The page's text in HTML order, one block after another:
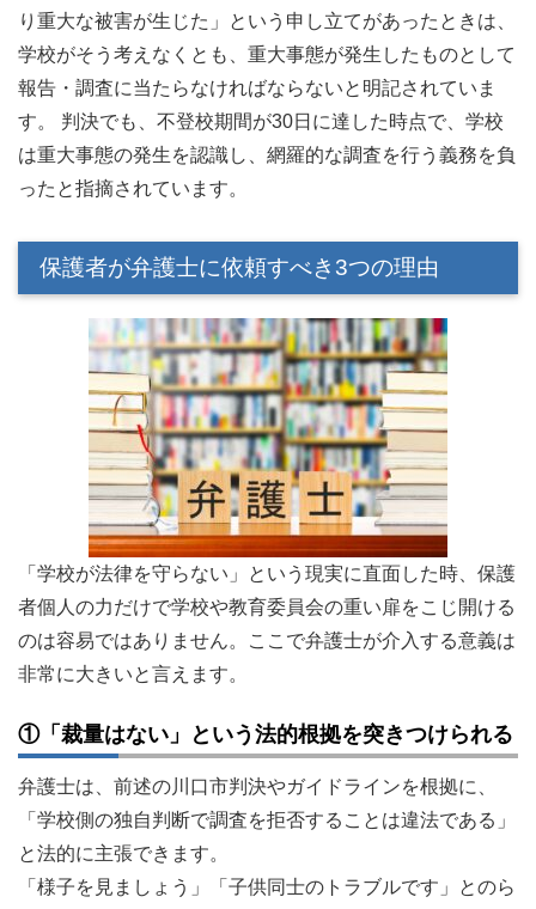
り重大な被害が生じた」という申し立てがあったときは、
学校がそう考えなくとも、重大事態が発生したものとして
報告・調査に当たらなければならないと明記されていま
す。 判決でも、不登校期間が30日に達した時点で、学校
は重大事態の発生を認識し、網羅的な調査を行う義務を負
ったと指摘されています。
保護者が弁護士に依頼すべき3つの理由
「学校が法律を守らない」という現実に直面した時、保護
者個人の力だけで学校や教育委員会の重い扉をこじ開ける
のは容易ではありません。ここで弁護士が介入する意義は
非常に大きいと言えます。
①「裁量はない」という法的根拠を突きつけられる
弁護士は、前述の川口市判決やガイドラインを根拠に、
「学校側の独自判断で調査を拒否することは違法である」
と法的に主張できます。
「様子を見ましょう」「子供同士のトラブルです」とのら